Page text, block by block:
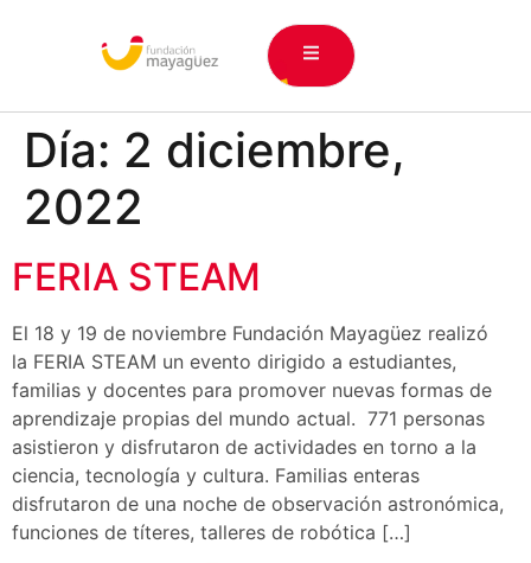
Día: 2 diciembre,
2022
FERIA STEAM
El 18 y 19 de noviembre Fundación Mayagüez realizó
la FERIA STEAM un evento dirigido a estudiantes,
familias y docentes para promover nuevas formas de
aprendizaje propias del mundo actual. 771 personas
asistieron y disfrutaron de actividades en torno a la
ciencia, tecnología y cultura. Familias enteras
disfrutaron de una noche de observación astronómica,
funciones de títeres, talleres de robótica […]